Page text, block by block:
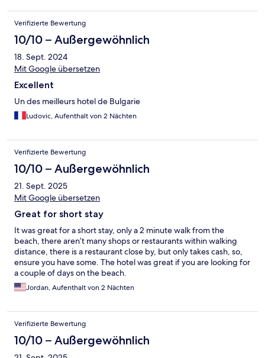
Verifizierte Bewertung
10/10 – Außergewöhnlich
18. Sept. 2024
Mit Google übersetzen
Excellent
Un des meilleurs hotel de Bulgarie
Ludovic, Aufenthalt von 2 Nächten
Verifizierte Bewertung
10/10 – Außergewöhnlich
21. Sept. 2025
Mit Google übersetzen
Great for short stay
It was great for a short stay, only a 2 minute walk from the
beach, there aren’t many shops or restaurants within walking
distance, there is a restaurant close by, but only takes cash, so,
ensure you have some. The hotel was great if you are looking for
a couple of days on the beach.
Jordan, Aufenthalt von 2 Nächten
Verifizierte Bewertung
10/10 – Außergewöhnlich